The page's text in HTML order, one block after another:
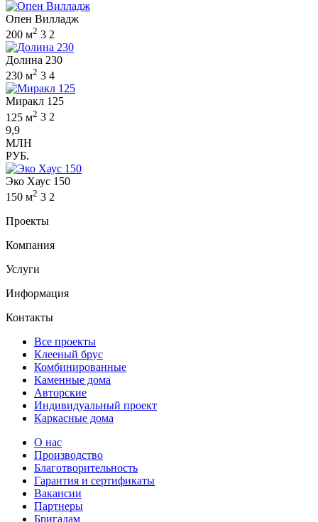
Опен Вилладж
200 м2 3 2
Долина 230
230 м2 3 4
Миракл 125
125 м2 3 2
9,9
МЛН
РУБ.
Эко Хаус 150
150 м2 3 2
Проекты
Компания
Услуги
Информация
Контакты
Все проекты
Клееный брус
Комбинированные
Каменные дома
Авторские
Индивидуальный проект
Каркасные дома
О нас
Производство
Благотворительность
Гарантия и сертификаты
Вакансии
Партнеры
Бригадам